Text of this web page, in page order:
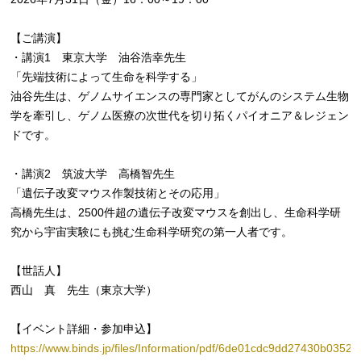
【ご講演】
・講演1 東京大学 油谷浩幸先生
「先端技術によって生命を科学する」
油谷先生は、ゲノムサイエンスの専門家としてがんのシステム生物
学を牽引し、ゲノム医療の次世代を切り拓くパイオニア＆レジェン
ドです。
・講演2 筑波大学 高橋智先生
「遺伝子改変マウス作製技術とその応用」
高橋先生は、2500件超の遺伝子改変マウスを創出し、生命科学研
究から宇宙実験にも挑む生命科学研究の第一人者です。
【世話人】
西山 真 先生（東京大学）
【イベント詳細・参加申込】
https://www.binds.jp/files/Information/pdf/